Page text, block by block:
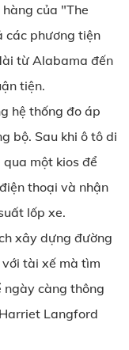
của "The
các phương tiện
từ Alabama đến
tiện.
hệ thống đo áp
bộ. Sau khi ô tô di
một kios để
thoại và nhận
lốp xe.
xây dựng đường
tài xế mà tìm
ngày càng thông
Langford